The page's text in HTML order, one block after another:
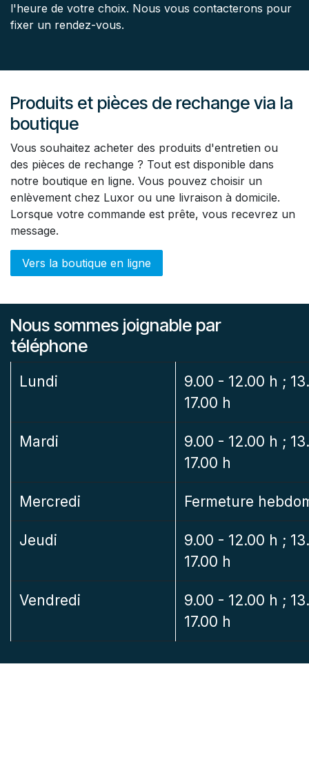
l'heure de votre choix. Nous vous contacterons pour
fixer un rendez-vous.
Produits et pièces de rechange via la
boutique
Vous souhaitez acheter des produits d'entretien ou
des pièces de rechange ? Tout est disponible dans
notre boutique en ligne. Vous pouvez choisir un
enlèvement chez Luxor ou une livraison à domicile.
Lorsque votre commande est prête, vous recevrez un
message.
Vers la boutique en ligne
Nous sommes joignable par
téléphone
Lundi
9.00 - 12.00 h ;
17.00 h
Mardi
9.00 - 12.00 h ;
17.00 h
Mercredi Fermeture
Jeudi
9.00 - 12.00 h ;
17.00 h
Vendredi
9.00 - 12.00 h ;
17.00 h